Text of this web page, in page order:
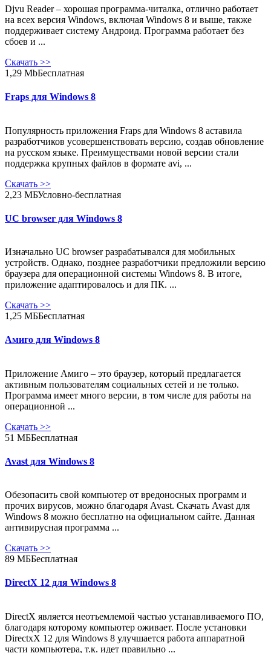
Djvu Reader – хорошая программа-читалка, отлично работает
на всех версия Windows, включая Windows 8 и выше, также
поддерживает систему Андроид. Программа работает без
сбоев и ...
Скачать >>
1,29 MbБесплатная
Fraps для Windows 8
Популярность приложения Fraps для Windows 8 аставила
разработчиков усовершенствовать версию, создав обновление
на русском языке. Преимуществами новой версии стали
поддержка крупных файлов в формате avi, ...
Скачать >>
2,23 МБУсловно-бесплатная
UC browser для Windows 8
Изначально UC browser разрабатывался для мобильных
устройств. Однако, позднее разработчики предложили версию
браузера для операционной системы Windows 8. В итоге,
приложение адаптировалось и для ПК. ...
Скачать >>
1,25 МББесплатная
Амиго для Windows 8
Приложение Амиго – это браузер, который предлагается
активным пользователям социальных сетей и не только.
Программа имеет много версии, в том числе для работы на
операционной ...
Скачать >>
51 МББесплатная
Avast для Windows 8
Обезопасить свой компьютер от вредоносных программ и
прочих вирусов, можно благодаря Avast. Скачать Avast для
Windows 8 можно бесплатно на официальном сайте. Данная
антивирусная программа ...
Скачать >>
89 МББесплатная
DirectX 12 для Windows 8
DirectX является неотъемлемой частью устанавливаемого ПО,
благодаря которому компьютер оживает. После установки
DirectxX 12 для Windows 8 улучшается работа аппаратной
части компьютера, т.к. идет правильно ...